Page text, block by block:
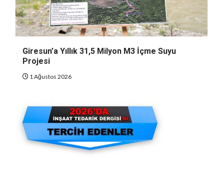
Giresun’a Yıllık 31,5 Milyon M3 İçme Suyu
Projesi
1 Ağustos 2026